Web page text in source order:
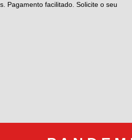
Pagamento facilitado. Solicite o seu